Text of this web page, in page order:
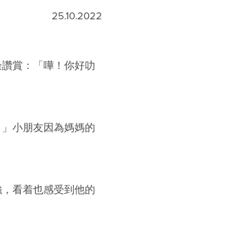
25.10.2022
賞：「嘩！你好叻
小朋友因為媽媽的
看着也感受到他的